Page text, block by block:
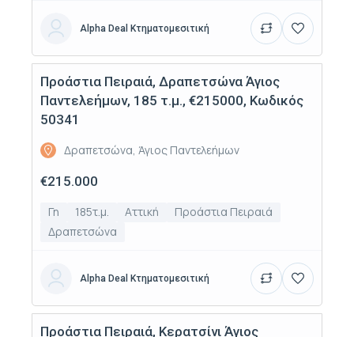
Alpha Deal Κτηματομεσιτική
Πώληση
Προάστια Πειραιά, Δραπετσώνα Άγιος
Παντελεήμων, 185 τ.μ., €215000, Κωδικός
50341
Δραπετσώνα, Άγιος Παντελεήμων
€215.000
Γη 185τ.μ. Αττική
Προάστια Πειραιά
Δραπετσώνα
Alpha Deal Κτηματομεσιτική
Προάστια Πειραιά, Κερατσίνι Άγιος